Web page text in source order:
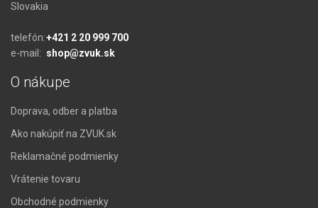
Slovakia
telefón:+421 2 20 999 700
e-mail: shop@zvuk.sk
O nákupe
Doprava, odber a platba
Ako nakúpiť na ZVUK.sk
Reklamačné podmienky
Vrátenie tovaru
Obchodné podmienky